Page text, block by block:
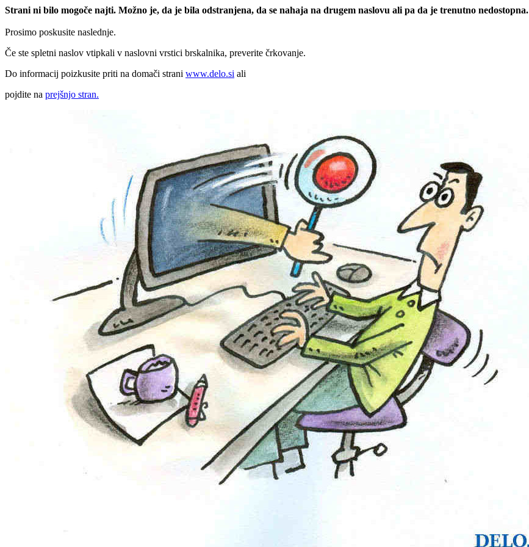
Strani ni bilo mogoče najti. Možno je, da je bila odstranjena, da se nahaja na drugem naslovu ali pa da je trenutno nedostopna.
Prosimo poskusite naslednje.
Če ste spletni naslov vtipkali v naslovni vrstici brskalnika, preverite črkovanje.
Do informacij poizkusite priti na domači strani www.delo.si ali
pojdite na prejšnjo stran.